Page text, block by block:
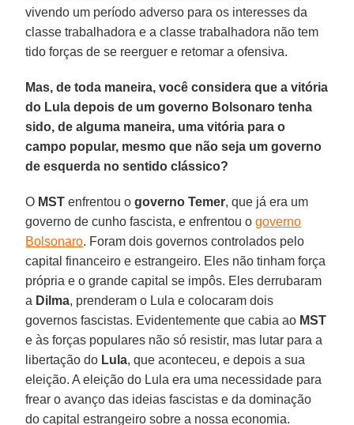
vivendo um período adverso para os interesses da
classe trabalhadora e a classe trabalhadora não tem
tido forças de se reerguer e retomar a ofensiva.
Mas, de toda maneira, você considera que a vitória
do Lula depois de um governo Bolsonaro tenha
sido, de alguma maneira, uma vitória para o
campo popular, mesmo que não seja um governo
de esquerda no sentido clássico?
O MST enfrentou ogoverno Temer, que já era um
governo de cunho fascista, e enfrentou ogoverno
Bolsonaro. Foram dois governos controlados pelo
capital financeiro e estrangeiro. Eles não tinham força
própria e o grande capital se impôs. Eles derrubaram
a Dilma, prenderam o Lula e colocaram dois
governos fascistas. Evidentemente que cabia ao MST
e às forças populares não só resistir, mas lutar para a
libertação do Lula, que aconteceu, e depois a sua
eleição. A eleição do Lula era uma necessidade para
frear o avanço das ideias fascistas e da dominação
do capital estrangeiro sobre a nossa economia.